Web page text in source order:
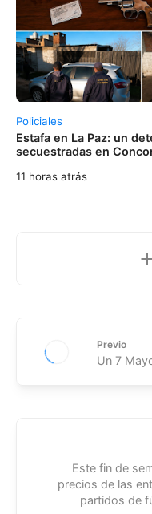
Policiales
Estafa en La Paz: un
secuestradas en
11 horas atrás
Previo
Un 7
Este fin de
precios de las
partidos de